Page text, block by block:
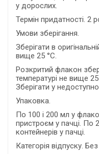
у дорослих.
Термін придатності. 2
Умови зберігання.
Зберігати в
вище 25 °С.
Розкритий флакон
температурі не вище 25
Зберігати у
Упаковка.
По 100 і 200 мл у
пристроєм у пачці. По
контейнерів у пачці.
Категорія відпуску.